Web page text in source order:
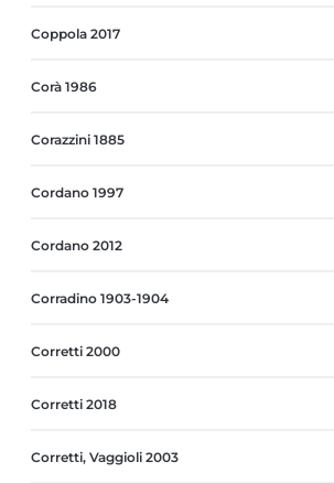
Coppola 2017
Corà 1986
Corazzini 1885
Cordano 1997
Cordano 2012
Corradino 1903-1904
Corretti 2000
Corretti 2018
Corretti, Vaggioli 2003